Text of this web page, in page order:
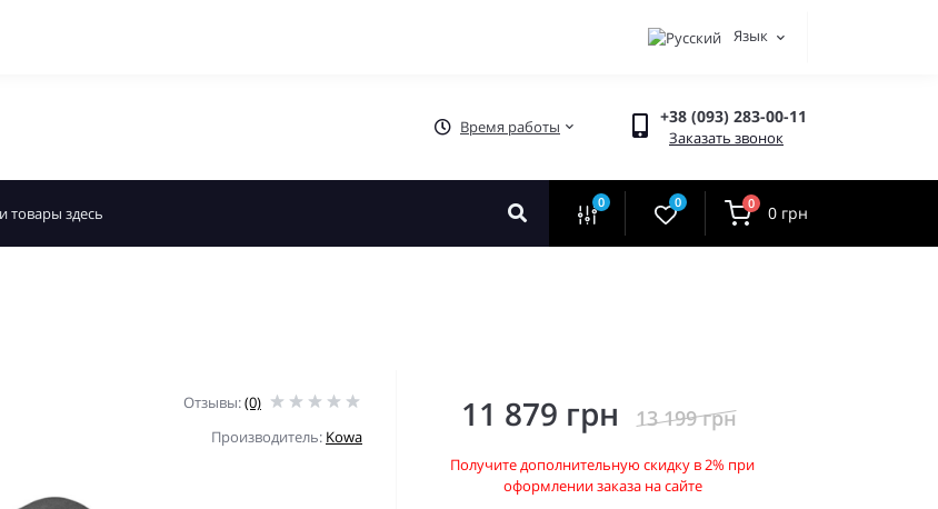
Язык
Время работы +38 (093) 283-00-11
Заказать звонок
0 0 0 0 грн
Отзывы:(0)
Производитель: Kowa
11 879 грн 13 199 грн
Получите дополнительную скидку в 2% при
оформлении заказа на сайте